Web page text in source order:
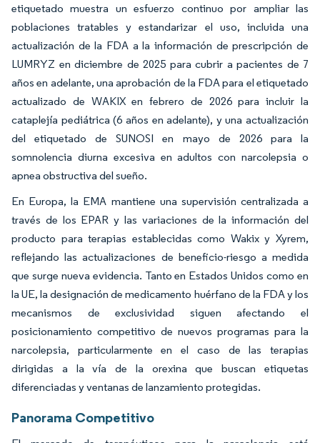
etiquetado muestra un esfuerzo continuo por ampliar las
poblaciones tratables y estandarizar el uso, incluida una
actualización de la FDA a la información de prescripción de
LUMRYZ en diciembre de 2025 para cubrir a pacientes de 7
años en adelante, una aprobación de la FDA para el etiquetado
actualizado de WAKIX en febrero de 2026 para incluir la
cataplejía pediátrica (6 años en adelante), y una actualización
del etiquetado de SUNOSI en mayo de 2026 para la
somnolencia diurna excesiva en adultos con narcolepsia o
apnea obstructiva del sueño.
En Europa, la EMA mantiene una supervisión centralizada a
través de los EPAR y las variaciones de la información del
producto para terapias establecidas como Wakix y Xyrem,
reflejando las actualizaciones de beneficio-riesgo a medida
que surge nueva evidencia. Tanto en Estados Unidos como en
la UE, la designación de medicamento huérfano de la FDA y los
mecanismos de exclusividad siguen afectando el
posicionamiento competitivo de nuevos programas para la
narcolepsia, particularmente en el caso de las terapias
dirigidas a la vía de la orexina que buscan etiquetas
diferenciadas y ventanas de lanzamiento protegidas.
Panorama Competitivo